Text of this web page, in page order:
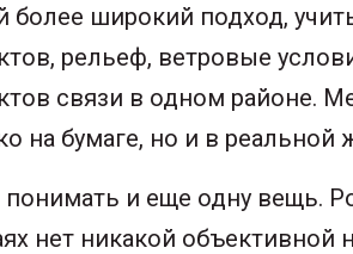
более широкий подход,
рельеф, ветровые
связи в одном районе.
на бумаге, но и в реальной
и еще одну вещь.
нет никакой